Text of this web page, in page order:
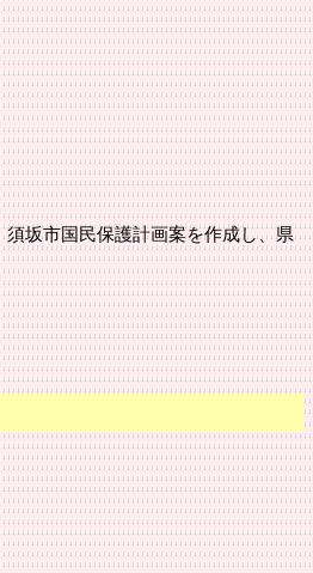
須坂市国民保護計画案を作成し、県